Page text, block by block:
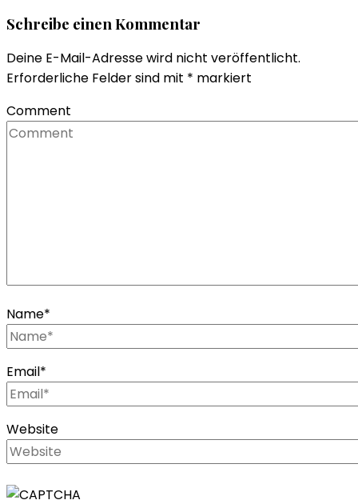
Schreibe einen Kommentar
Deine E-Mail-Adresse wird nicht veröffentlicht.
Erforderliche Felder sind mit * markiert
Comment
Name*
Email*
Website